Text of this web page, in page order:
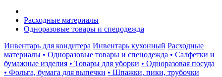
Расходные материалы
Одноразовые товары и спецодежда
Инвентарь для кондитера Инвентарь кухонный Расходные
материалы • Одноразовые товары и спецодежда • Салфетки и
бумажные изделия • Товары для уборки • Одноразовая посуда
• Фольга, бумага для выпечки • Шпажки, пики, трубочки